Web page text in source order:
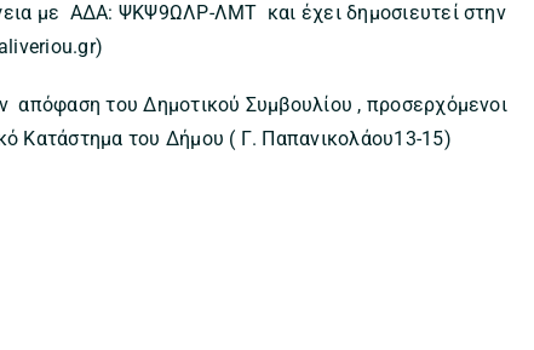
με ΑΔΑ: ΨΚΨ9ΩΛΡ-ΛΜΤ και έχει δημοσιευτεί στην
απόφαση του Δημοτικού Συμβουλίου , προσερχόμενοι
Κατάστημα του Δήμου ( Γ. Παπανικολάου13-15)